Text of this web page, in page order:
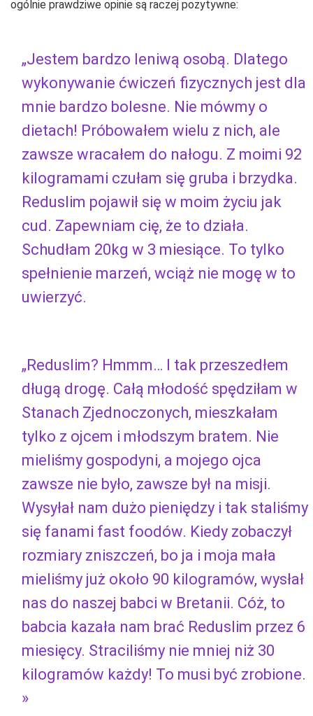
ogólnie prawdziwe opinie są raczej pozytywne:
„Jestem bardzo leniwą osobą. Dlatego
wykonywanie ćwiczeń fizycznych jest dla
mnie bardzo bolesne. Nie mówmy o
dietach! Próbowałem wielu z nich, ale
zawsze wracałem do nałogu. Z moimi 92
kilogramami czułam się gruba i brzydka.
Reduslim pojawił się w moim życiu jak
cud. Zapewniam cię, że to działa.
Schudłam 20kg w 3 miesiące. To tylko
spełnienie marzeń, wciąż nie mogę w to
uwierzyć.
„Reduslim? Hmmm… I tak przeszedłem
długą drogę. Całą młodość spędziłam w
Stanach Zjednoczonych, mieszkałam
tylko z ojcem i młodszym bratem. Nie
mieliśmy gospodyni, a mojego ojca
zawsze nie było, zawsze był na misji.
Wysyłał nam dużo pieniędzy i tak staliśmy
się fanami fast foodów. Kiedy zobaczył
rozmiary zniszczeń, bo ja i moja mała
mieliśmy już około 90 kilogramów, wysłał
nas do naszej babci w Bretanii. Cóż, to
babcia kazała nam brać Reduslim przez 6
miesięcy. Straciliśmy nie mniej niż 30
kilogramów każdy! To musi być zrobione.
»